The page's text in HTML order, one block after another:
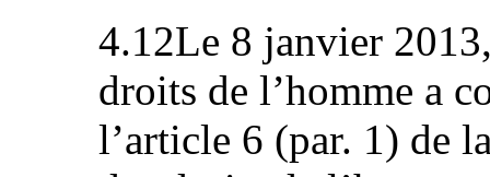
4.12Le 8 janvier
droits de l’homme a
l’article 6 (par. 1) de